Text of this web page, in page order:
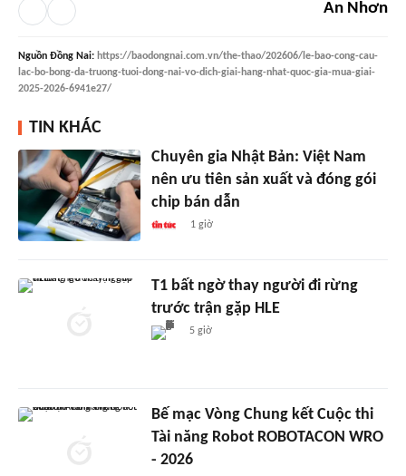
An Nhơn
Nguồn Đồng Nai: https://baodongnai.com.vn/the-thao/202606/le-bao-cong-cau-
lac-bo-bong-da-truong-tuoi-dong-nai-vo-dich-giai-hang-nhat-quoc-gia-mua-giai-
2025-2026-6941e27/
TIN KHÁC
Chuyên gia Nhật Bản: Việt Nam
nên ưu tiên sản xuất và đóng gói
chip bán dẫn
1 giờ
T1 bất ngờ thay người đi rừng
trước trận gặp HLE
5 giờ
Bế mạc Vòng Chung kết Cuộc thi
Tài năng Robot ROBOTACON WRO
- 2026